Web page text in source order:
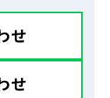
せ
せ